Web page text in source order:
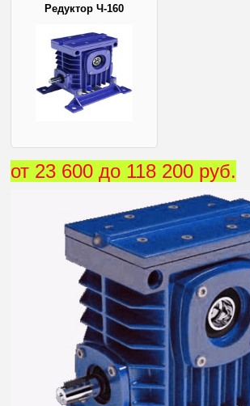
Редуктор Ч-160
от 23 600 до 118 200 руб.